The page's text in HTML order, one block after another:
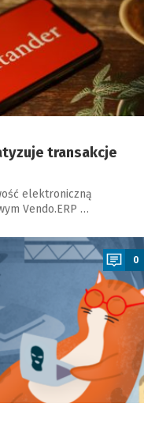
transakcje
elektroniczną
Vendo.ERP …
0